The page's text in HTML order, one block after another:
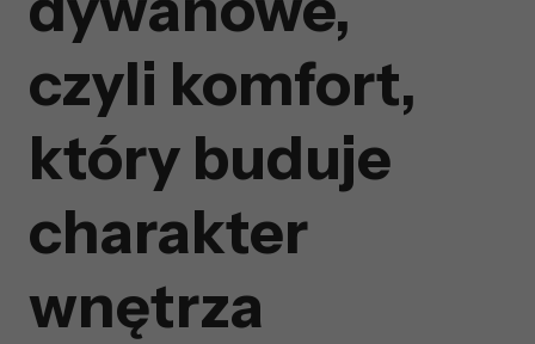
czyli komfort,
który buduje
charakter
wnętrza